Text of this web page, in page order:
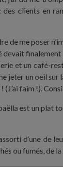
des clients en
de me poser
et un café-
jeter un oeil
faim !).
est un plat
d’une de
ou fumés, de
de